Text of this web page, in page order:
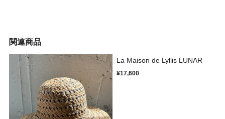
関連商品
La Maison de Lyllis LUNAR
¥17,600